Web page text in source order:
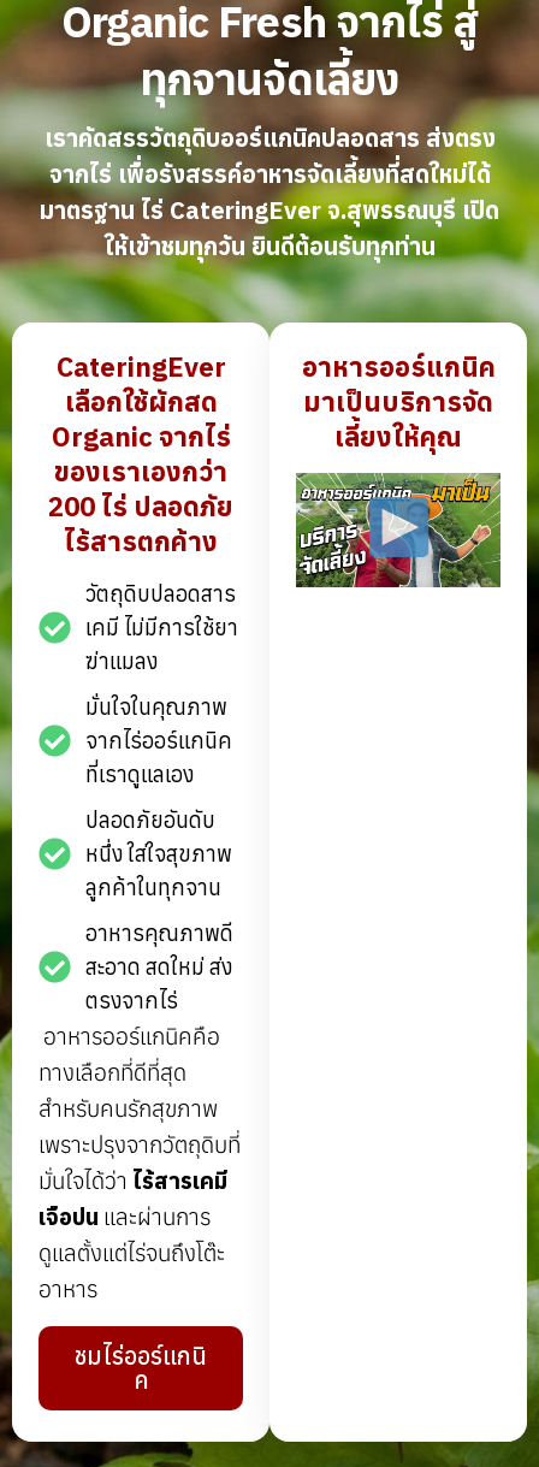
Organic Fresh จากไร่ สู่
ทุกจานจัดเลี้ยง
เราคัดสรรวัตถุดิบออร์แกนิคปลอดสาร ส่งตรง
จากไร่ เพื่อรังสรรค์อาหารจัดเลี้ยงที่สดใหม่ได้
มาตรฐาน ไร่ CateringEver จ.สุพรรณบุรี เปิด
ให้เข้าชมทุกวัน ยินดีต้อนรับทุกท่าน
CateringEver
เลือกใช้ผักสด
Organic จากไร่
ของเราเองกว่า
200 ไร่ ปลอดภัย
ไร้สารตกค้าง
วัตถุดิบปลอดสาร
เคมี ไม่มีการใช้ยา
ฆ่าแมลง
มั่นใจในคุณภาพ
จากไร่ออร์แกนิค
ที่เราดูแลเอง
ปลอดภัยอันดับ
หนึ่ง ใส่ใจสุขภาพ
ลูกค้าในทุกจาน
อาหารคุณภาพดี
สะอาด สดใหม่ ส่ง
ตรงจากไร่
อาหารออร์แกนิคคือ
ทางเลือกที่ดีที่สุด
สำหรับคนรักสุขภาพ
เพราะปรุงจากวัตถุดิบที่
มั่นใจได้ว่า ไร้สารเคมี
เจือปน และผ่านการ
ดูแลตั้งแต่ไร่จนถึงโต๊ะ
อาหาร
ชมไร่ออร์แกนิ
ค
อาหารออร์แกนิค
มาเป็นบริการจัด
เลี้ยงให้คุณ